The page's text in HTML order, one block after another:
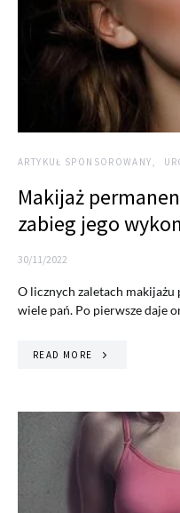
ARTYKUŁ SPONSOROWANY
Makijaż
zabieg jego
30/11/2022
O licznych zaletach makijażu
wiele pań. Po pierwsze daje
READ MORE